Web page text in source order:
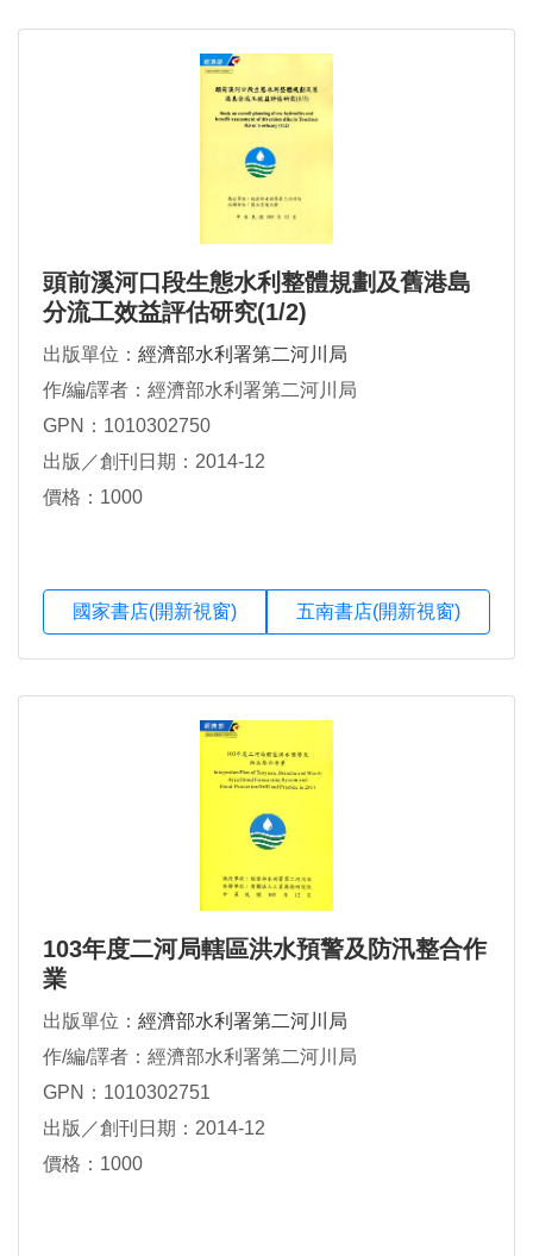
頭前溪河口段生態水利整體規劃及舊港島
分流工效益評估研究(1/2)
出版單位： 經濟部水利署第二河川局
作/編/譯者：經濟部水利署第二河川局
GPN：1010302750
出版／創刊日期：2014-12
價格：1000
國家書店(開新視窗) 五南書店(開新視窗)
103年度二河局轄區洪水預警及防汛整合作
業
出版單位： 經濟部水利署第二河川局
作/編/譯者：經濟部水利署第二河川局
GPN：1010302751
出版／創刊日期：2014-12
價格：1000